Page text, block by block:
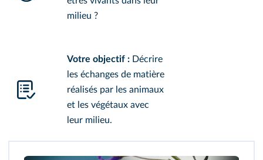
milieu ?
Votre objectif : Décrire
les échanges de matière
réalisés par les animaux
et les végétaux avec
leur milieu.